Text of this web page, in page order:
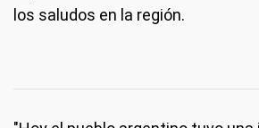
los saludos en la región.